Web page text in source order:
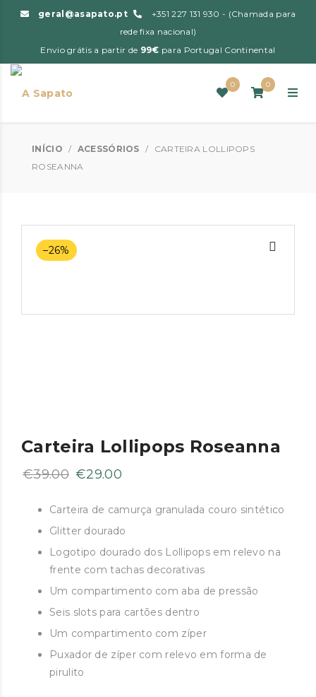
geral@asapato.pt
+351 227 131 930 - (Chamada para
rede fixa nacional)
Envio grátis a partir de 99€ para Portugal Continental
0 0
INÍCIO / ACESSÓRIOS /
CARTEIRA LOLLIPOPS
ROSEANNA
–26%
Carteira Lollipops Roseanna
€39.00 O
original
era:
€39.00.
€29.00
atual
é:
€29.00.
Carteira de camurça granulada couro sintético
Glitter dourado
Logotipo dourado dos Lollipops em relevo na
frente com tachas decorativas
Um compartimento com aba de pressão
Seis slots para cartões dentro
Um compartimento com zíper
Puxador de zíper com relevo em forma de
pirulito